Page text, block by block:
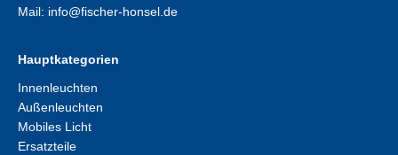
Mail: info@fischer-honsel.de
Hauptkategorien
Innenleuchten
Außenleuchten
Mobiles Licht
Ersatzteile